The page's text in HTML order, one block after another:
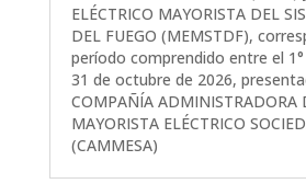
ELÉCTRICO MAYORISTA DEL
DEL FUEGO (MEMSTDF),
período comprendido entre el
31 de octubre de 2026,
COMPAÑÍA ADMINISTRADORA
MAYORISTA ELÉCTRICO
(CAMMESA)